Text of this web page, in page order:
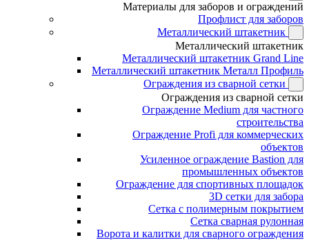
Материалы для заборов и ограждений
Профлист для заборов
Металлический штакетник
Металлический штакетник
Металлический штакетник Grand Line
Металлический штакетник Металл Профиль
Ограждения из сварной сетки
Ограждения из сварной сетки
Ограждение Medium для частного
строительства
Ограждение Profi для коммерческих
объектов
Усиленное ограждение Bastion для
промышленных объектов
Ограждение для спортивных площадок
3D сетки для забора
Сетка с полимерным покрытием
Сетка сварная рулонная
Ворота и калитки для сварного ограждения